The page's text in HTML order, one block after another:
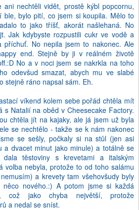
nechtěli vidět, prostě kýbl popcornu,
ble, bylo pití, co jsem si koupila. Mělo to
to jako tříšť, akorát našlehaná. No
Jak kdybyste rozpustili cukr ve vodě a
příchuť. No nepila jsem to nakonec. Ale
end. Stejně by ji v reálném životě
No a v noci jsem se nakrkla na toho
odevšud smazat, abych mu ve slabé
stejně ráno napsal sám. Eh.
víkend kolem sebe pořád chtěla mít
s Natalií na oběd v Cheesecake Factory.
chtěla jít na kajaky, ale já jsem už byla
se nechtělo - takže se k nám nakonec
se sešly, počkaly si na stůl (jen asi
a dvacet minut jako minule) a totálně se
těstoviny s krevetami a italským
volba nebyla, protože to od toho salámu
a krevety tam všehovšudy byly
nového.:) A potom jsme si každá
což jako chyba největší, protože
a nedal se sníst.